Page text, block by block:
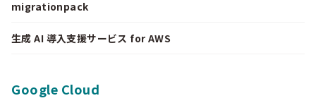
migrationpack
生成 AI 導入支援サービス for AWS
Google Cloud